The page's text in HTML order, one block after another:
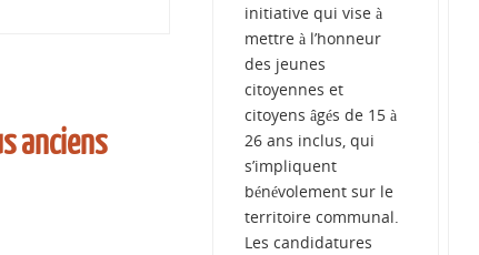
anciens
initiative qui vise à
mettre à l’honneur
des jeunes
citoyennes et
citoyens âgés de 15 à
26 ans inclus, qui
s’impliquent
bénévolement sur le
territoire communal.
Les candidatures